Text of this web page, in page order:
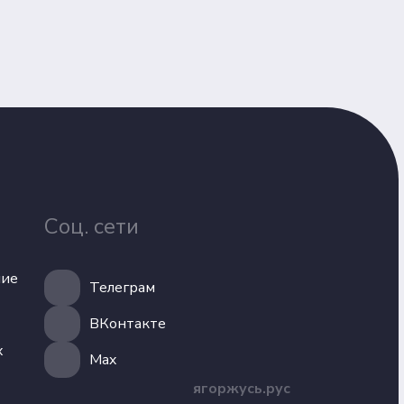
Соц. сети
Телеграм
ВКонтакте
Max
ягоржусь.рус